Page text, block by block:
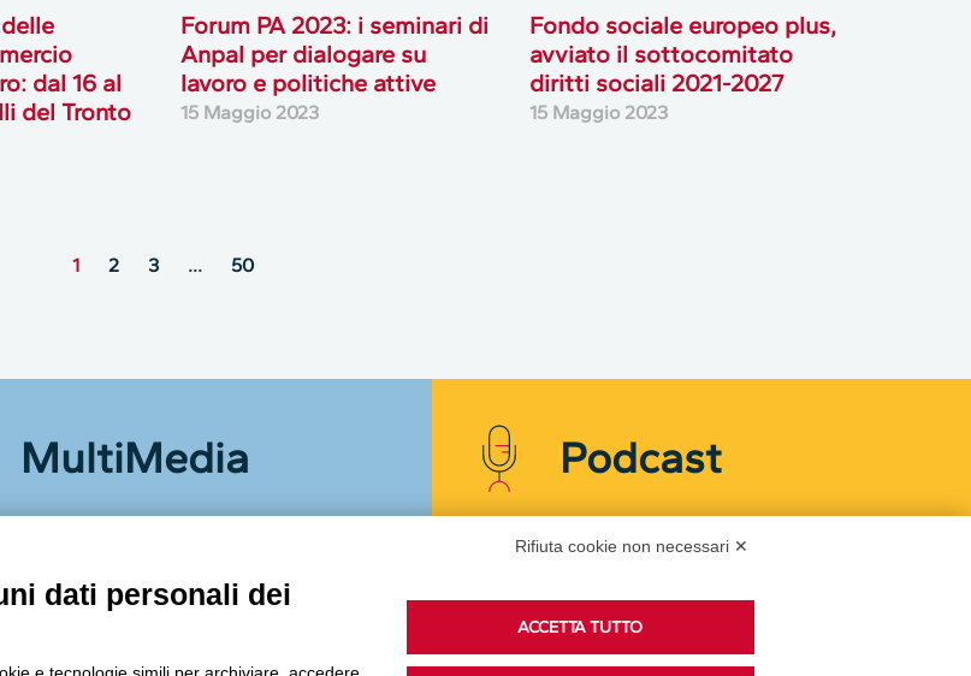
dal 16 al
del Tronto
Forum PA 2023: i seminari di
Anpal per dialogare su
lavoro e politiche attive
15 Maggio 2023
Fondo sociale europeo plus,
avviato il sottocomitato
diritti sociali 2021-2027
15 Maggio 2023
1 2 3 … 50
MultiMedia Podcast
Rifiuta cookie non necessari ✕
dati personali dei
ACCETTA TUTTO